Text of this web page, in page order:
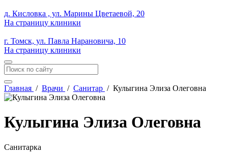
д. Кисловка , ул. Марины Цветаевой, 20
На страницу клиники
г. Томск, ул. Павла Нарановича, 10
На страницу клиники
Главная / Врачи / Санитар / Кулыгина Элиза Олеговна
Кулыгина Элиза Олеговна
Санитарка